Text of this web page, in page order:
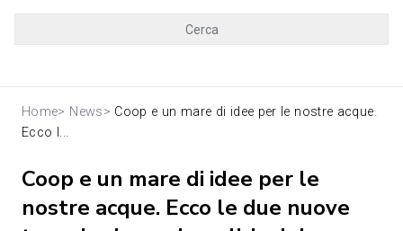
Cerca
Home> News> Coop e un mare di idee per le nostre acque.
Ecco l...
Coop e un mare di idee per le
nostre acque. Ecco le due nuove